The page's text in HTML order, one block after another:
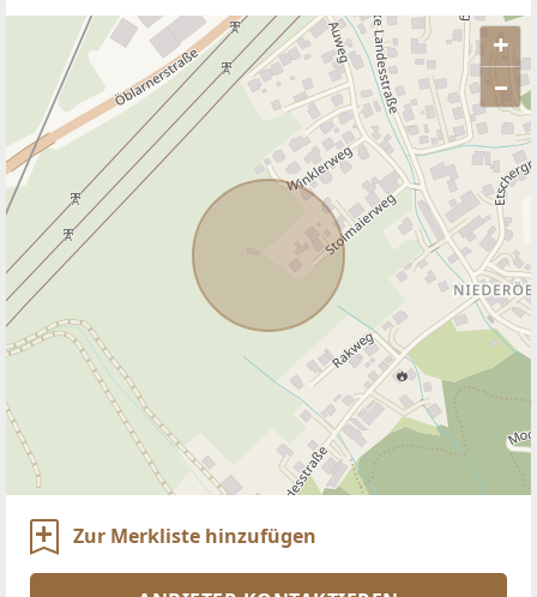
+
–
ANBIETER KONTAKTIEREN
Zur Merkliste hinzufügen